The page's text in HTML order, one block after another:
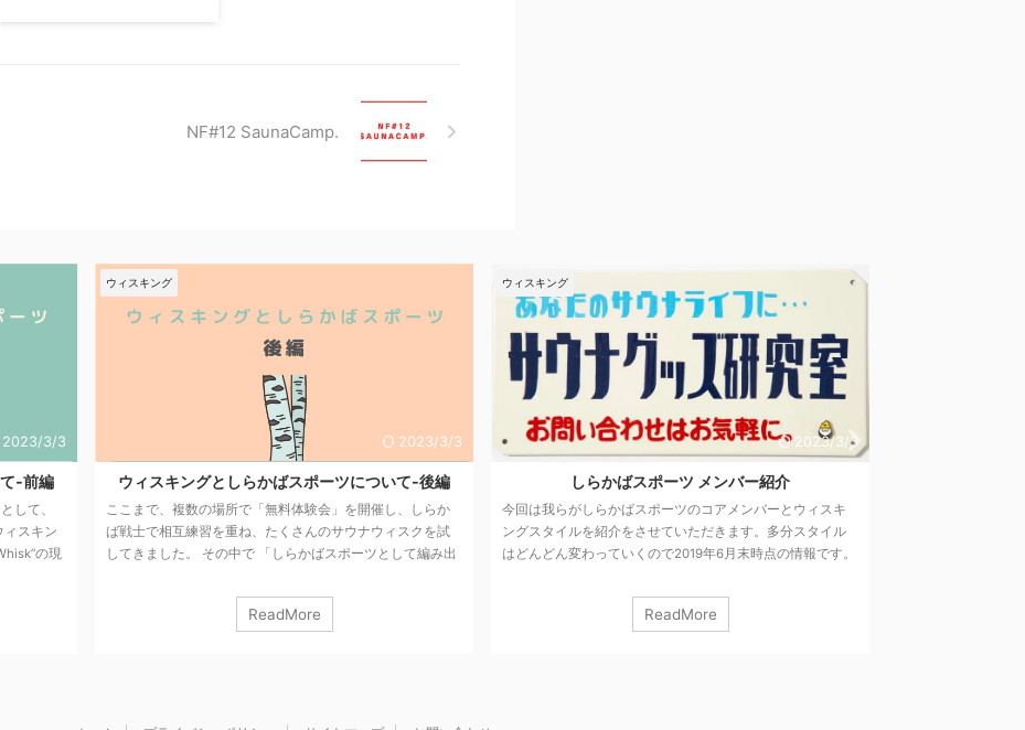
NF#12 SaunaCamp.
ーツについて-後編
会」を開催し、しらか
のサウナウィスクを試
ばスポーツとして編み出
と感じています。 しら
タイル 前提としては
2023/3/3
しらかばスポーツ メンバー紹介
今回は我らがしらかばスポーツのコアメンバーとウィスキ
ングスタイルを紹介をさせていただきます。多分スタイル
はどんどん変わっていくので2019年6月末時点の情報です。
ーベルみたいなのもやってまして、 「風呂とエクスタシ
ー」をテーマに活動中。 ”携帯するロウリュウ”でご存知の方
しらかばスポーツ＆タコベヤーズの2019秋
涼しい風が吹く季節になってまいりましたが、みなさまい
かがお過ごしでしょうか？ 今回は「しらかばスポーツ＆タ
コベヤーズの秋」ということで、今後のスケジュールをお
久しぶりのウィスキング体験会を行います！9/6 14時現在 3
枠残ってます のでこの機会に是非！twitterからDMくださ